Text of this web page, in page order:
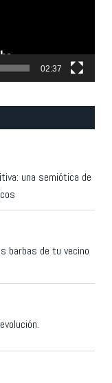
02:37
una semiótica de
barbas de tu vecino